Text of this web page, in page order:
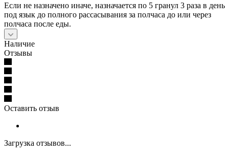
Если не назначено иначе, назначается по 5 гранул 3 раза в день
под язык до полного рассасывания за полчаса до или через
полчаса после еды.
Наличие
Отзывы
Оставить отзыв
Загрузка отзывов...